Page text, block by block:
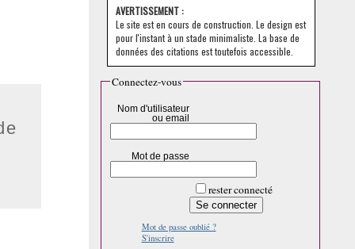
AVERTISSEMENT :
Le site est en cours de construction. Le design est
pour l'instant à un stade minimaliste. La base de
données des citations est toutefois accessible.
Connectez-vous
Nom d'utilisateur
ou email
Mot de passe
rester connecté
Mot de passe oublié ?
S'inscrire